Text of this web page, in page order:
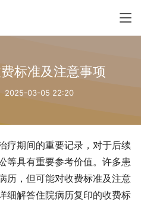
标准及注意事项
2025-03-05 22:20
疗期间的重要记录，对于后续
等具有重要参考价值。许多患
历，但可能对收费标准及注意
细解答住院病历复印的收费标